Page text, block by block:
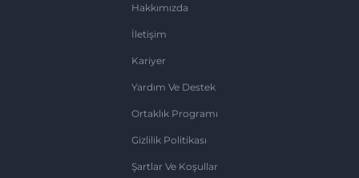
Hakkımızda
İletişim
Kariyer
Yardım Ve Destek
Ortaklık Programı
Gizlilik Politikası
Şartlar Ve Koşullar